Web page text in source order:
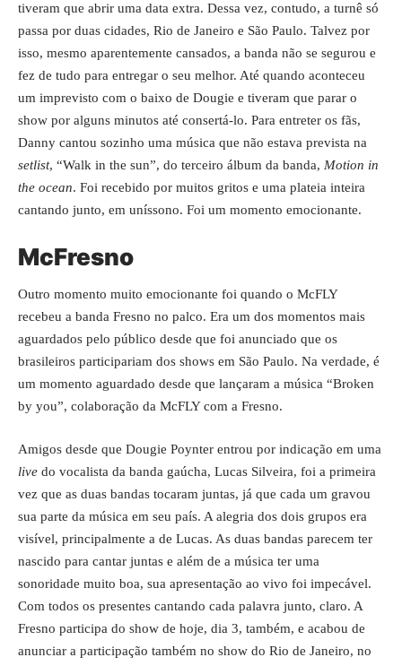
tiveram que abrir uma data extra. Dessa vez, contudo, a turnê só
passa por duas cidades, Rio de Janeiro e São Paulo. Talvez por
isso, mesmo aparentemente cansados, a banda não se segurou e
fez de tudo para entregar o seu melhor. Até quando aconteceu
um imprevisto com o baixo de Dougie e tiveram que parar o
show por alguns minutos até consertá-lo. Para entreter os fãs,
Danny cantou sozinho uma música que não estava prevista na
setlist, “Walk in the sun”, do terceiro álbum da banda, Motion in
the ocean. Foi recebido por muitos gritos e uma plateia inteira
cantando junto, em uníssono. Foi um momento emocionante.
McFresno
Outro momento muito emocionante foi quando o McFLY
recebeu a banda Fresno no palco. Era um dos momentos mais
aguardados pelo público desde que foi anunciado que os
brasileiros participariam dos shows em São Paulo. Na verdade, é
um momento aguardado desde que lançaram a música “Broken
by you”, colaboração da McFLY com a Fresno.
Amigos desde que Dougie Poynter entrou por indicação em uma
live do vocalista da banda gaúcha, Lucas Silveira, foi a primeira
vez que as duas bandas tocaram juntas, já que cada um gravou
sua parte da música em seu país. A alegria dos dois grupos era
visível, principalmente a de Lucas. As duas bandas parecem ter
nascido para cantar juntas e além de a música ter uma
sonoridade muito boa, sua apresentação ao vivo foi impecável.
Com todos os presentes cantando cada palavra junto, claro. A
Fresno participa do show de hoje, dia 3, também, e acabou de
anunciar a participação também no show do Rio de Janeiro, no